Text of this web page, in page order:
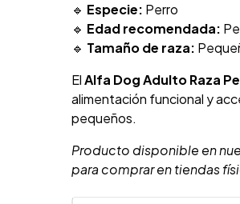
🔹 Especie: Perro
🔹 Edad recomendada:
🔹 Tamaño de raza:
ElAlfa Dog Adulto Raza
alimentación funcional y
pequeños.
Producto disponible en
para comprar en tiendas